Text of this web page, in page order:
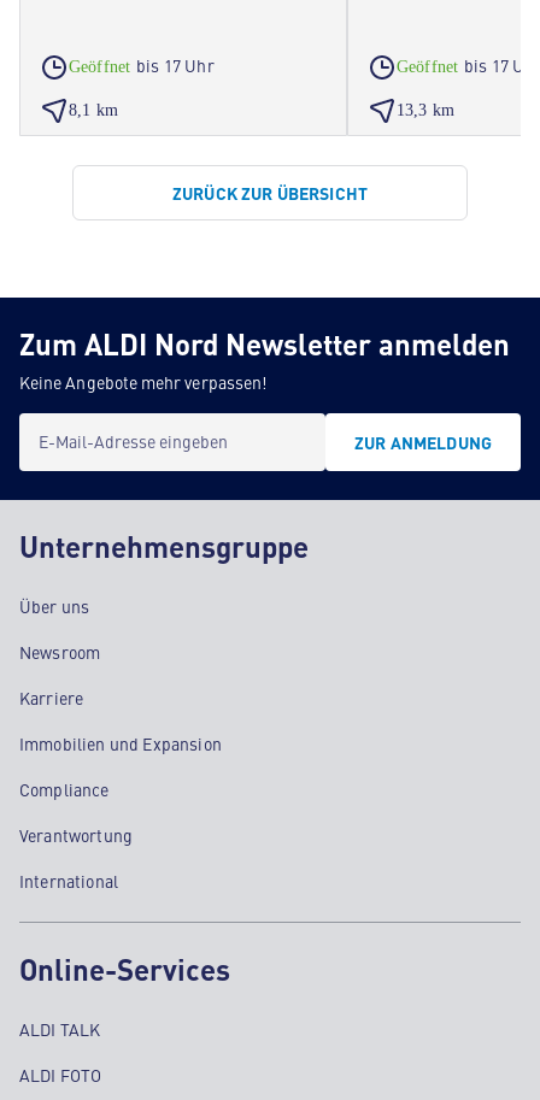
Geöffnet bis 17 Uhr
8,1 km
Geöffnet bis 17
13,3 km
ZURÜCK ZUR ÜBERSICHT
Zum ALDI Nord Newsletter anmelden
Keine Angebote mehr verpassen!
E-Mail-Adresse eingeben ZUR ANMELDUNG
Unternehmensgruppe
Über uns
Newsroom
Karriere
Immobilien und Expansion
Compliance
Verantwortung
International
Online-Services
ALDI TALK
ALDI FOTO